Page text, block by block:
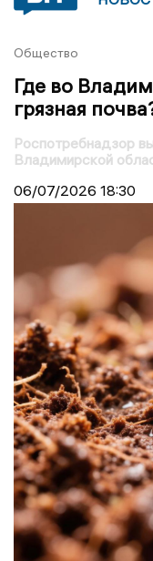
Общество
Где во
грязная
Роспотребнадзор
Владимирской
06/07/2026 18:30